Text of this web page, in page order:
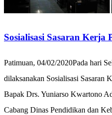
Sosialisasi Sasaran Kerja
Patimuan, 04/02/2020Pada hari
dilaksanakan Sosialisasi Sasaran
Bapak Drs. Yuniarso Kwartono
Cabang Dinas Pendidikan dan